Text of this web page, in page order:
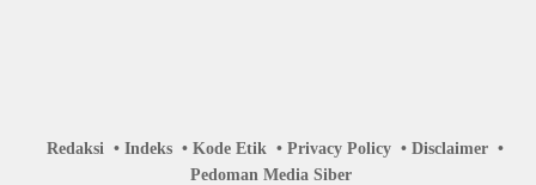
Redaksi Indeks Kode Etik Privacy Policy
Disclaimer
Pedoman Media Siber